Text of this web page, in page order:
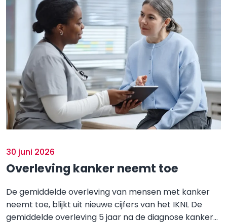
30 juni 2026
Overleving kanker neemt toe
De gemiddelde overleving van mensen met kanker
neemt toe, blijkt uit nieuwe cijfers van het IKNL De
gemiddelde overleving 5 jaar na de diagnose kanker...